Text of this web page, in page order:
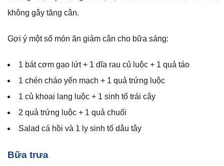
không gây tăng cân.
Gợi ý một số món ăn giảm cân cho bữa sáng:
1 bát cơm gạo lứt + 1 dĩa rau củ luộc + 1 quả táo
1 chén cháo yến mạch + 1 quả trứng luộc
1 củ khoai lang luộc + 1 sinh tố trái cây
2 quả trứng luộc + 1 quả chuối
Salad cá hồi và 1 ly sinh tố dâu tây
Bữa trưa